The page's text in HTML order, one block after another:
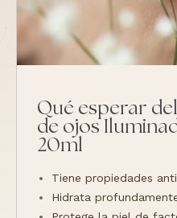
Qué esperar
de ojos
20ml
Tiene propiedades
Hidrata